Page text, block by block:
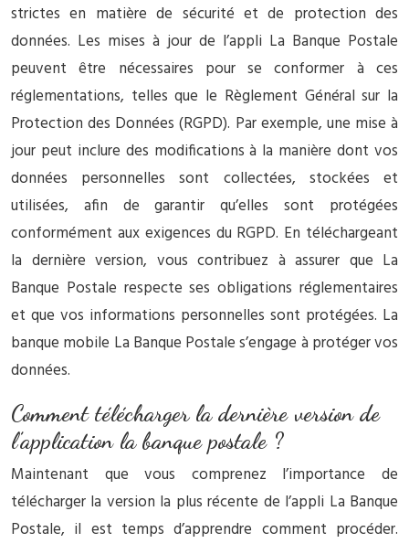
strictes en matière de sécurité et de protection des
données. Les mises à jour de l’appli La Banque Postale
peuvent être nécessaires pour se conformer à ces
réglementations, telles que le Règlement Général sur la
Protection des Données (RGPD). Par exemple, une mise à
jour peut inclure des modifications à la manière dont vos
données personnelles sont collectées, stockées et
utilisées, afin de garantir qu’elles sont protégées
conformément aux exigences du RGPD. En téléchargeant
la dernière version, vous contribuez à assurer que La
Banque Postale respecte ses obligations réglementaires
et que vos informations personnelles sont protégées. La
banque mobile La Banque Postale s’engage à protéger vos
données.
Comment télécharger la dernière version de
l’application la banque postale ?
Maintenant que vous comprenez l’importance de
télécharger la version la plus récente de l’appli La Banque
Postale, il est temps d’apprendre comment procéder.